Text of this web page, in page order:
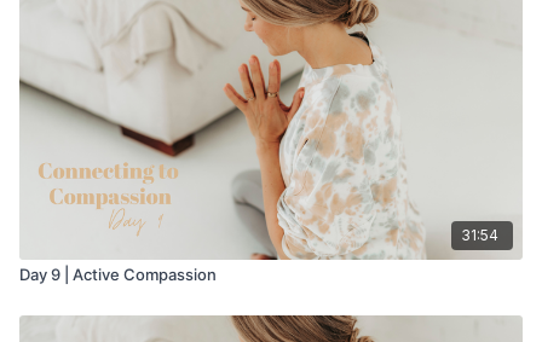
31:54
Day 9 | Active Compassion